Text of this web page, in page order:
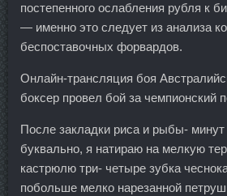
постепенного ослабления рубля к
— именно это следует из анализа
беспоставочных форвардов.
Онлайн-трансляция боя
боксер провел бой за чемпионский
После закладки риса и рыбы- минут
буквально, я натираю на мелкую
кастрюлю три- четыре зубка
побольше мелко нарезанной